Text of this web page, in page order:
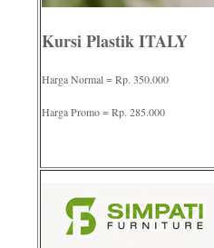
Kursi Plastik ITALY
Harga Normal = Rp. 350.000
Harga Promo = Rp. 285.000